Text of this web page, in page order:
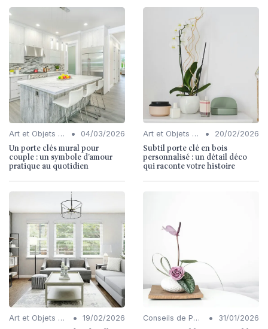
Art et Objets Décoratifs • 04/03/2026
Un porte clés mural pour
couple : un symbole d’amour
pratique au quotidien
Art et Objets Décoratifs • 20/02/2026
Subtil porte clé en bois
personnalisé : un détail déco
qui raconte votre histoire
Art et Objets Décoratifs • 19/02/2026 Conseils de Personnalisation • 31/01/2026